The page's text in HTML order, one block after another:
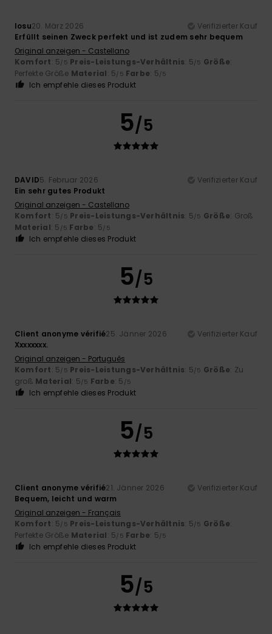
Iosu20. März 2026
Verifizierter Kauf
Erfüllt seinen Zweck perfekt und ist zudem sehr bequem
Original anzeigen - Castellano
Komfort: 5/5 Preis-Leistungs-Verhältnis: 5/5 Größe:
Perfekte Größe Material: 5/5 Farbe: 5/5
Ich empfehle dieses Produkt
5/5
DAVID5. Februar 2026
Verifizierter Kauf
Ein sehr gutes Produkt
Original anzeigen - Castellano
Komfort: 5/5 Preis-Leistungs-Verhältnis: 5/5 Größe: Groß
Material: 5 /5 Farbe: 5/5
Ich empfehle dieses Produkt
5/5
Client anonyme vérifié25. Jänner 2026
Verifizierter Kauf
Xxxxxxxx.
Original anzeigen - Português
Komfort: 5/5 Preis-Leistungs-Verhältnis: 5/5 Größe: Zu
groß Material: 5/5 Farbe: 5 /5
Ich empfehle dieses Produkt
5/5
Client anonyme vérifié21. Jänner 2026
Verifizierter Kauf
Bequem, leicht und warm
Original anzeigen - Français
Komfort: 5/5 Preis-Leistungs-Verhältnis: 5/5 Größe:
Perfekte Größe Material: 5/5 Farbe: 5/5
Ich empfehle dieses Produkt
5/5